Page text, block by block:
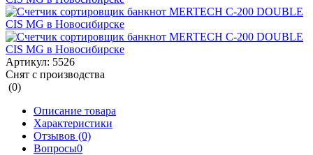
Артикул: 5526
Снят с производства
(0)
Описание товара
Характеристики
Отзывов (0)
Вопросы0